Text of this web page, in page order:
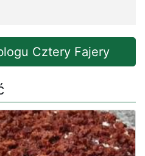
Cztery Fajery